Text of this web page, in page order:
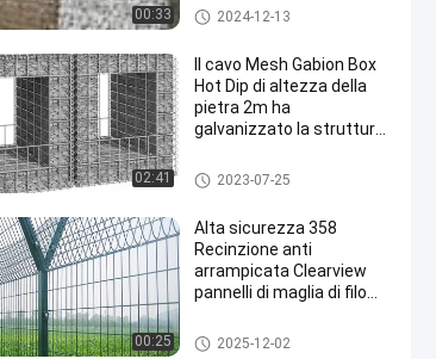
00:33 muro di sostegno in gabbioni
2024-12-13
02:41
Il cavo Mesh Gabion Box
Hot Dip di altezza della
pietra 2m ha
galvanizzato la struttura
muro di sostegno in gabbioni
2023-07-25
00:25
Alta sicurezza 358
Recinzione anti
arrampicata Clearview
pannelli di maglia di filo
galvanizzato
Recinzione AOA
2025-12-02